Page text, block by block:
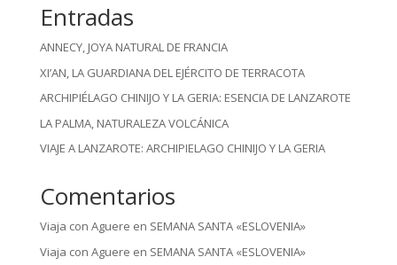
Entradas
ANNECY, JOYA NATURAL DE FRANCIA
XI’AN, LA GUARDIANA DEL EJÉRCITO DE TERRACOTA
ARCHIPIÉLAGO CHINIJO Y LA GERIA: ESENCIA DE LANZAROTE
LA PALMA, NATURALEZA VOLCÁNICA
VIAJE A LANZAROTE: ARCHIPIELAGO CHINIJO Y LA GERIA
Comentarios
Viaja con Aguere en SEMANA SANTA «ESLOVENIA»
Viaja con Aguere en SEMANA SANTA «ESLOVENIA»